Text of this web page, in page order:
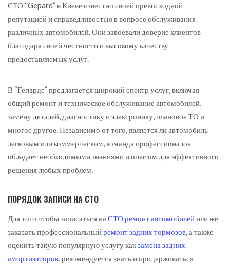
СТО “Gepard” в Киеве известно своей превосходной
репутацией и справедливостью в вопросе обслуживания
различных автомобилей.Они завоевали доверие клиентов
благодаря своей честности и высокому качеству
предоставляемых услуг.
В “Гепарде” предлагается широкий спектр услуг, включая
общий ремонт и техническое обслуживание автомобилей,
замену деталей, диагностику и электронику, плановое ТО и
многое другое. Независимо от того, является ли автомобиль
легковым или коммерческим, команда профессионалов
обладает необходимыми знаниями и опытом для эффективного
решения любых проблем.
ПОРЯДОК ЗАПИСИ НА СТО
Для того чтобы записаться на СТО ремонт автомобилейили же
заказать профессиональныйремонт задних тормозов, а также
оценить такую популярную услугу какзамена задних
амортизаторов, рекомендуется знать и придерживаться